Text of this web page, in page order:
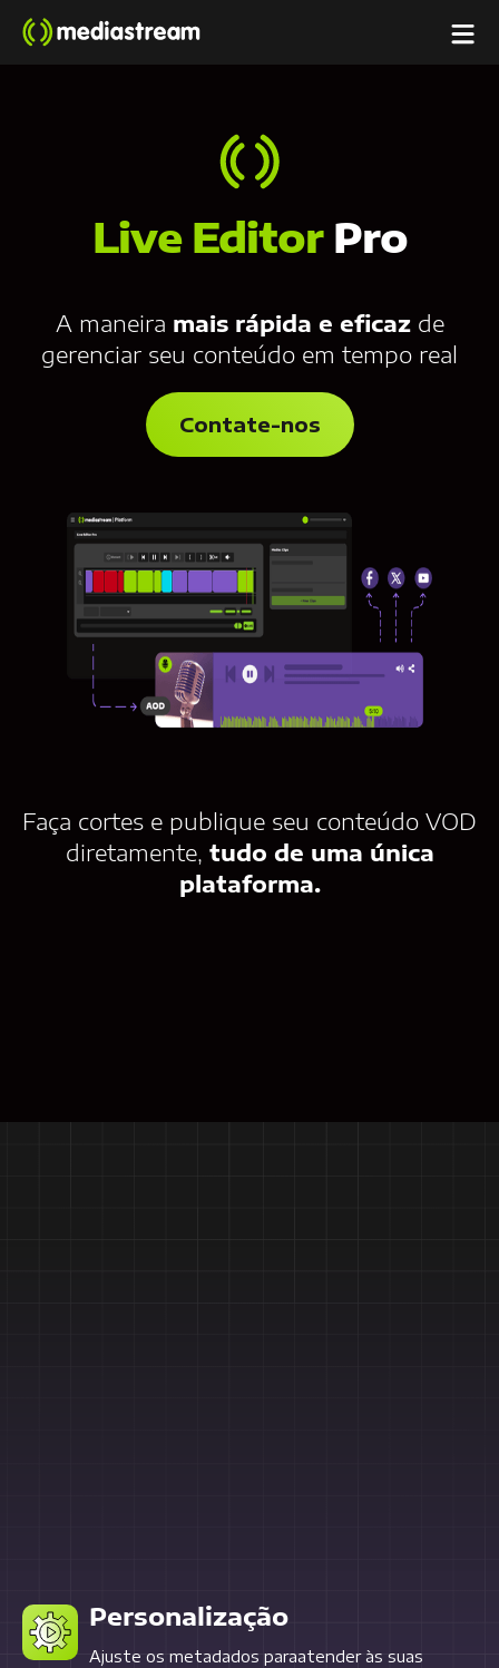
Live EditorPro
A maneira mais rápida e eficazde
gerenciar seu conteúdo em tempo real
Contate-nos
Faça cortes e publique seu conteúdo VOD
diretamente, tudo de uma única
plataforma.
Personalização
Ajuste os metadados paraatender às suas